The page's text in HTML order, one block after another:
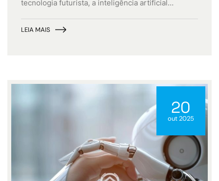
tecnologia futurista, a inteligência artificial…
LEIA MAIS
20
out 2025